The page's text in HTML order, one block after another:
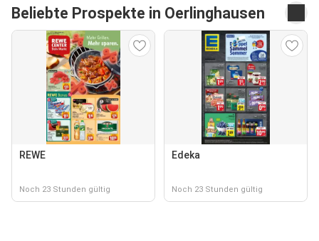
Beliebte Prospekte in Oerlinghausen
REWE
Noch 23 Stunden gültig
Edeka
Noch 23 Stunden gültig